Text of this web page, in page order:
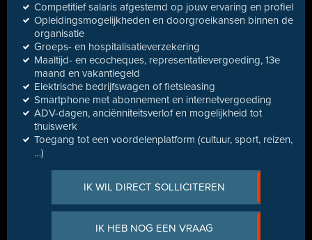
Competitief salaris afgestemd op jouw ervaring en profiel
Opleidingsmogelijkheden en doorgroeikansen binnen de
organisatie
Groeps- en hospitalisatieverzekering
Maaltijd- en ecocheques, representatievergoeding, 13e
maand en vakantiegeld
Elektrische bedrijfswagen of fietsleasing
Smartphone met abonnement en internetvergoeding
ADV-dagen, anciënniteitsverlof en mogelijkheid tot
thuiswerk
Toegang tot een voordelenplatform (cultuur, sport, reizen,
…)
IK WIL DIRECT SOLLICITEREN
IK HEB NOG EEN VRAAG